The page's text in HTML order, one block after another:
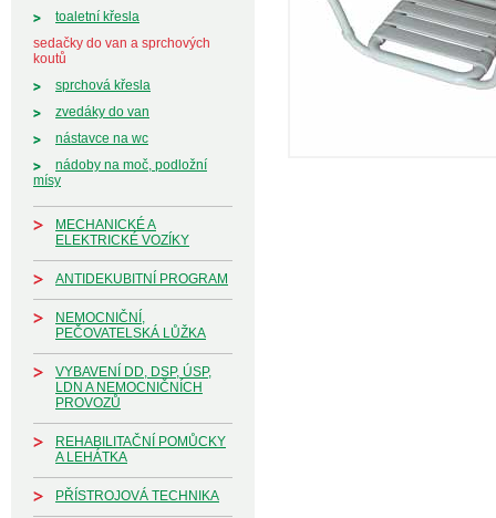
toaletní křesla
sedačky do van a sprchových
koutů
sprchová křesla
zvedáky do van
nástavce na wc
nádoby na moč, podložní
mísy
MECHANICKÉ A
ELEKTRICKÉ VOZÍKY
ANTIDEKUBITNÍ PROGRAM
NEMOCNIČNÍ,
PEČOVATELSKÁ LŮŽKA
VYBAVENÍ DD, DSP, ÚSP,
LDN A NEMOCNIČNÍCH
PROVOZŮ
REHABILITAČNÍ POMŮCKY
A LEHÁTKA
PŘÍSTROJOVÁ TECHNIKA